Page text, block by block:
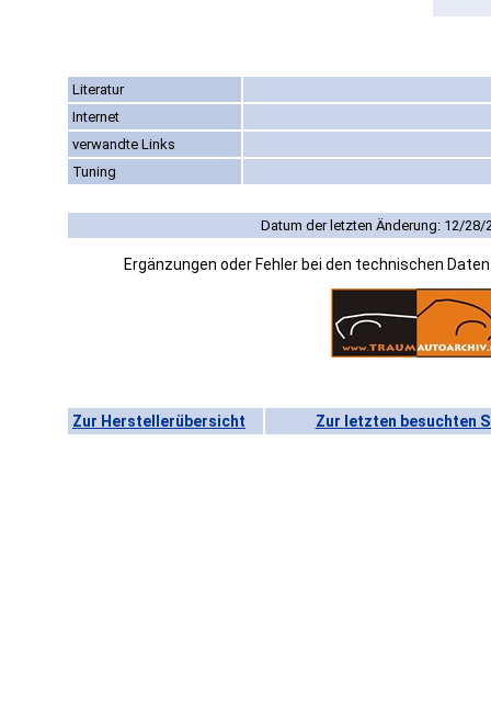
Literatur
Internet
verwandte Links
Tuning
Datum der letzten Änderung: 12/28/
Ergänzungen oder Fehler bei den technischen
Zur Herstellerübersicht Zur letzten besuchten